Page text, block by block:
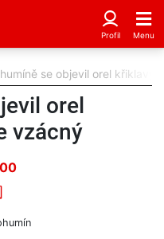
se objevil orel
orel
vzácný